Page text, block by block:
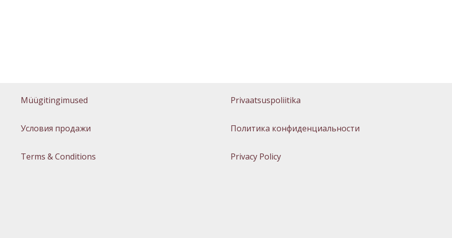
Müügitingimused
Условия продажи
Terms & Conditions
Privaatsuspoliitika
Политика конфиденциальности
Privacy Policy